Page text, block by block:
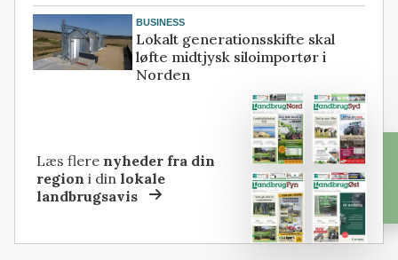
BUSINESS
Lokalt generationsskifte skal
løfte midtjysk siloimportør i
Norden
Læs flere nyheder fra din
region i dinlokale
landbrugsavis